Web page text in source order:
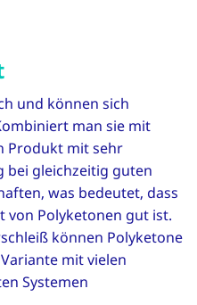
und können sich
man sie mit
Produkt mit sehr
bei gleichzeitig guten
was bedeutet, dass
von Polyketonen gut ist.
können Polyketone
mit vielen
Systemen